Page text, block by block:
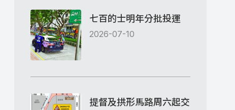
七百的士明年分批投運
2026-07-10
提督及拱形馬路周六起交